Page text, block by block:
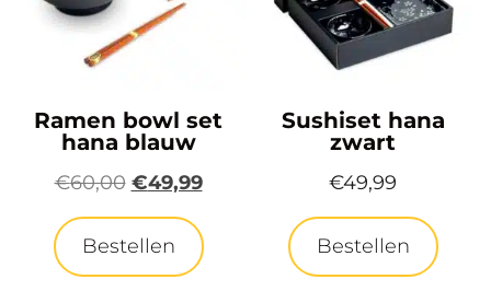
Ramen bowl set
hana blauw
€60,00 €49,99
Bestellen
Sushiset hana
zwart
€49,99
Bestellen